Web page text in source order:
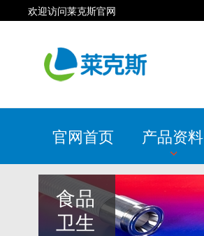
欢迎访问莱克斯官网
官网首页 产品资料
食品
卫生